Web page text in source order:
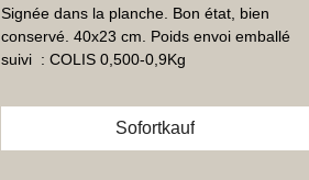
Signée dans la planche. Bon état, bien
conservé. 40x23 cm. Poids envoi emballé
suivi  : COLIS 0,500-0,9Kg
Sofortkauf